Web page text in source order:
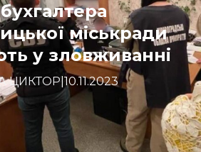
міськради
у зловживанні
ЦИКТОР 10.11.2023